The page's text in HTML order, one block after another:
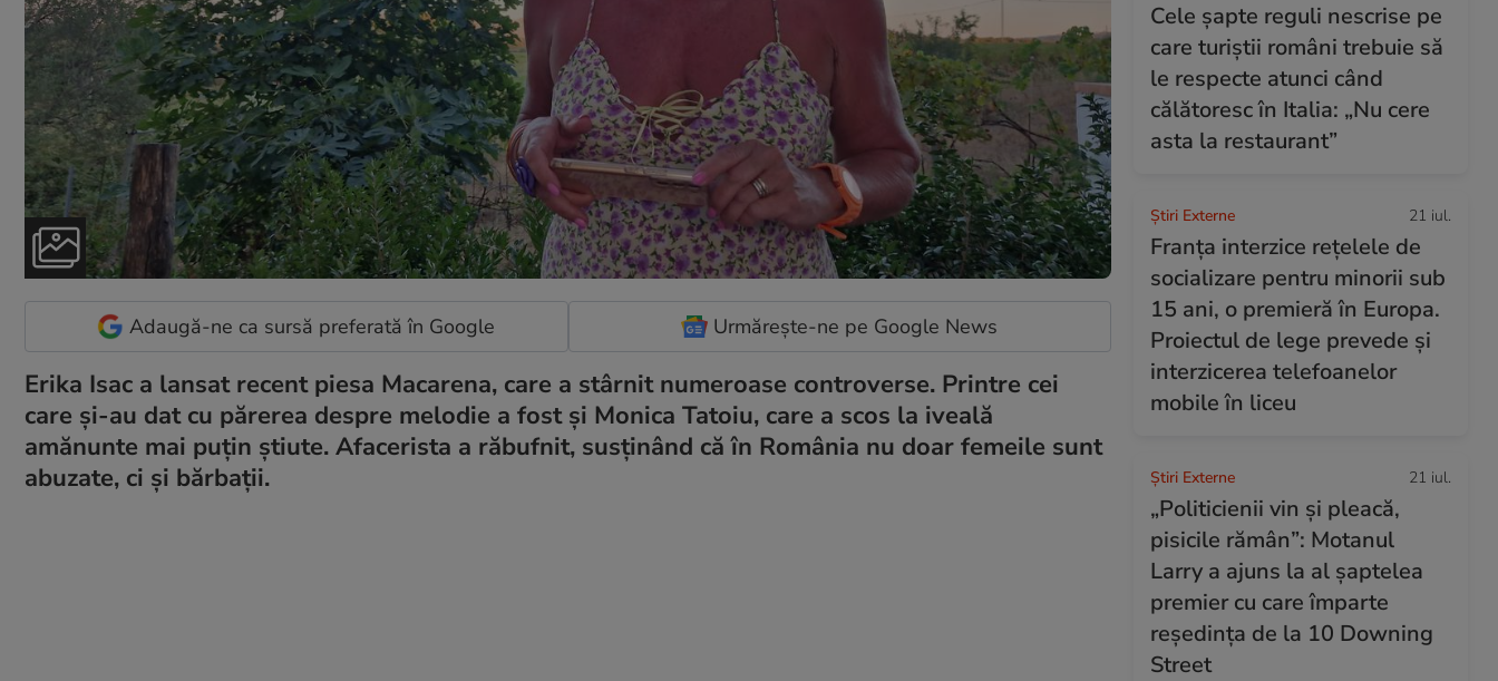
Adaugă-ne ca sursă preferată în Google Urmărește-ne pe Google News
Erika Isac a lansat recent piesa Macarena, care a stârnit numeroase controverse. Printre cei
care și-au dat cu părerea despre melodie a fost și Monica Tatoiu, care a scos la iveală
amănunte mai puțin știute. Afacerista a răbufnit, susținând că în România nu doar femeile sunt
abuzate, ci și bărbații.
Cele șapte reguli nescrise pe
care turiștii români trebuie să
le respecte atunci când
călătoresc în Italia: „Nu cere
asta la restaurant”
Știri Externe 21 iul.
Franța interzice rețelele de
socializare pentru minorii sub
15 ani, o premieră în Europa.
Proiectul de lege prevede şi
interzicerea telefoanelor
mobile în liceu
Știri Externe 21 iul.
„Politicienii vin și pleacă,
pisicile rămân”: Motanul
Larry a ajuns la al șaptelea
premier cu care împarte
reședința de la 10 Downing
Street